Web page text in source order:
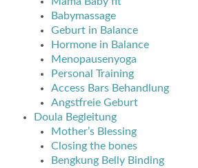
Babymassage
Geburt in Balance
Hormone in Balance
Menopausenyoga
Personal Training
Access Bars Behandlung
Angstfreie Geburt
Doula Begleitung
Mother’s Blessing
Closing the bones
Bengkung Belly Binding